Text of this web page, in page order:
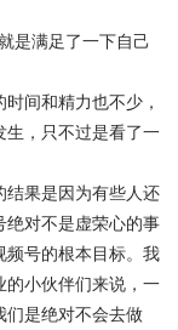
是满足了一下自己
间和精力也不少，
生，只不过是看了一
结果是因为有些人还
绝对不是虚荣心的事
频号的根本目标。我
的小伙伴们来说，一
们是绝对不会去做